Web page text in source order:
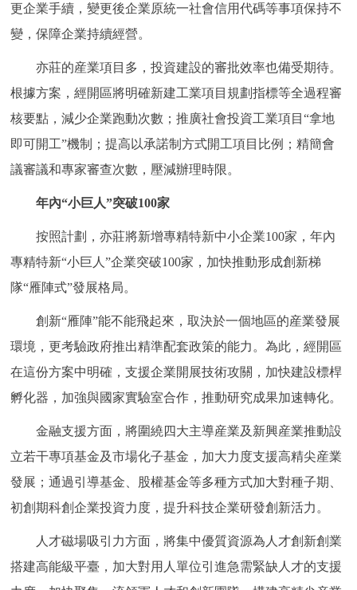
ITALIANO
回到頂部
更企業手續，變更後企業原統一社會信用代碼等事項保持不
變，保障企業持續經營。
亦莊的産業項目多，投資建設的審批效率也備受期待。
根據方案，經開區將明確新建工業項目規劃指標等全過程審
核要點，減少企業跑動次數；推廣社會投資工業項目“拿地
即可開工”機制；提高以承諾制方式開工項目比例；精簡會
議審議和專家審查次數，壓減辦理時限。
年內“小巨人”突破100家
按照計劃，亦莊將新增專精特新中小企業100家，年內
專精特新“小巨人”企業突破100家，加快推動形成創新梯
隊“雁陣式”發展格局。
創新“雁陣”能不能飛起來，取決於一個地區的産業發展
環境，更考驗政府推出精準配套政策的能力。為此，經開區
在這份方案中明確，支援企業開展技術攻關，加快建設標桿
孵化器，加強與國家實驗室合作，推動研究成果加速轉化。
金融支援方面，將圍繞四大主導産業及新興産業推動設
立若干專項基金及市場化子基金，加大力度支援高精尖産業
發展；通過引導基金、股權基金等多種方式加大對種子期、
初創期科創企業投資力度，提升科技企業研發創新活力。
人才磁場吸引力方面，將集中優質資源為人才創新創業
搭建高能級平臺，加大對用人單位引進急需緊缺人才的支援